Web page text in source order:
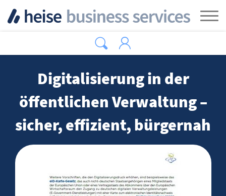
Digitalisierung in der
öffentlichen Verwaltung –
sicher, effizient, bürgernah